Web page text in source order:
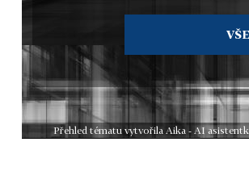
Přehled tématu vytvořila Aika - AI